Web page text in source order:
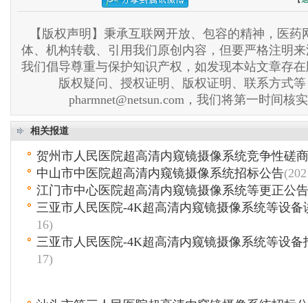
【版权声明】秉承互联网开放、包容的精神，医药
体、机构转载、引用我们原创内容，但要严格注明
我们倡导尊重与保护知识产权，如发现本站文章存
版权疑问、授权证明、版权证明、联系方式
pharmnet@netsun.com，我们将第一时间核
相关报道
贺州市人民医院超高清内窥镜摄像系统竞争性磋
中山市中医院超高清内窥镜摄像系统招标公告
江门市中心医院超高清内窥镜摄像系统等更正公告
三亚市人民医院-4K超高清内窥镜摄像系统等设备
16)
三亚市人民医院-4K超高清内窥镜摄像系统等设备
17)